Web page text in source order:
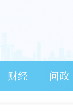
财经 问政